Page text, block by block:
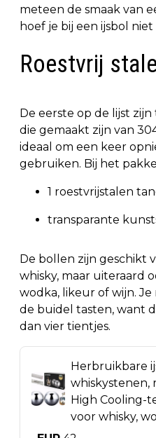
meteen de smaak van
hoef je bij een ijsbol
Roestvrij
De eerste op de lijst
die gemaakt zijn van
ideaal om een keer
gebruiken. Bij het
1 roestvrijstalen
transparante
De bollen zijn geschikt
whisky, maar uiteraard
wodka, likeur of wijn.
de buidel tasten, want
dan vier tientjes.
Herbruikbare
whiskystenen,
High Cooling-
voor whisky,